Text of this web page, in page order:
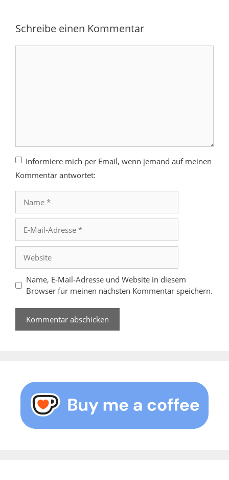
Schreibe einen Kommentar
Informiere mich per Email, wenn jemand auf meinen
Kommentar antwortet:
Mail-
Adresse
Name, E-Mail-Adresse und Website in diesem
Browser für meinen nächsten Kommentar speichern.